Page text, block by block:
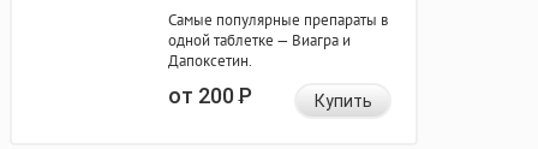
Самые популярные препараты в
одной таблетке — Виагра и
Дапоксетин.
от 200Р Купить